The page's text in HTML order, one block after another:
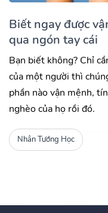
Biết ngay được
qua ngón tay cái
Bạn biết không? Chỉ
của một người thì
phần nào vận mệnh,
nghèo của họ rồi đó.
Nhân Tướng Học